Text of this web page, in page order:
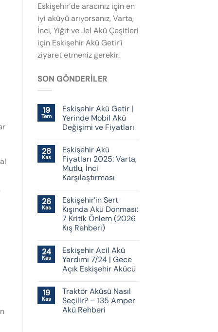
Eskişehir’de aracınız için en
iyi aküyü arıyorsanız, Varta,
İnci, Yiğit ve Jel Akü Çeşitleri
için Eskişehir Akü Getir’i
ziyaret etmeniz gerekir.
SON GÖNDERILER
19
Tem
Eskişehir Akü Getir |
Yerinde Mobil Akü
Değişimi ve Fiyatları
28
Kas
Eskişehir Akü
Fiyatları 2025: Varta,
Mutlu, İnci
Karşılaştırması
26
Kas
Eskişehir’in Sert
Kışında Akü Donması:
7 Kritik Önlem (2026
Kış Rehberi)
24
Kas
Eskişehir Acil Akü
Yardımı 7/24 | Gece
Açık Eskişehir Akücü
19
Kas
Traktör Aküsü Nasıl
Seçilir? – 135 Amper
Akü Rehberi